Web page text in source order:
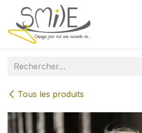
Se rendre au contenu
Tous les produits